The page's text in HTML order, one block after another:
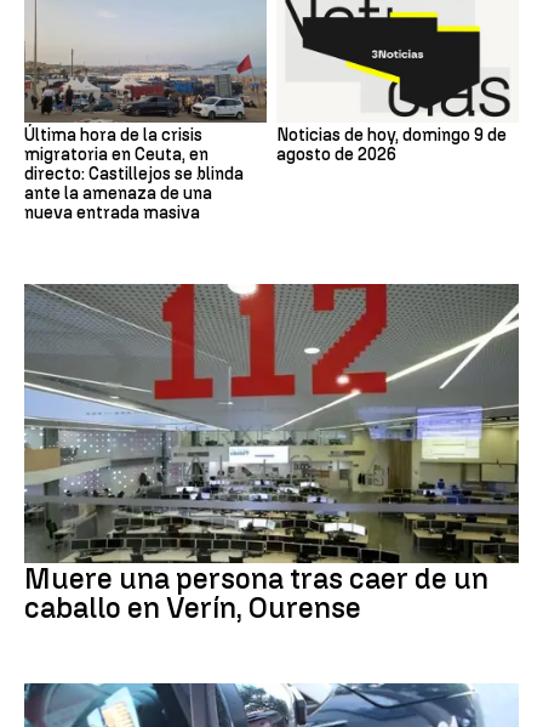
Última hora de la crisis
migratoria en Ceuta, en
directo: Castillejos se blinda
ante la amenaza de una
nueva entrada masiva
Noticias de hoy, domingo 9 de
agosto de 2026
MUERTE
Muere una persona tras caer de un
caballo en Verín, Ourense